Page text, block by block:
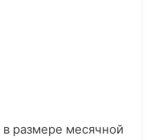
размере месячной